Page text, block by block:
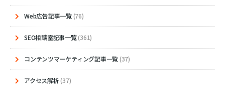
Web広告記事一覧(76)
SEO相談室記事一覧(361)
コンテンツマーケティング記事一覧(37)
アクセス解析(37)